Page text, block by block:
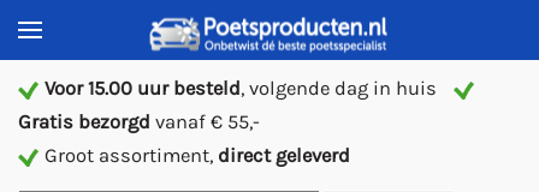
Voor 15.00 uur besteld, volgende dag in huis
Gratis bezorgd vanaf € 55,-
Groot assortiment, direct geleverd